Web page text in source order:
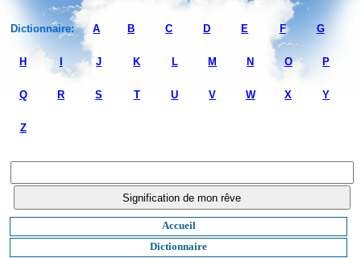
Dictionnaire: A B C D E F G
H J K L M N O P
Q R S T U V W X Y
Z
Accueil
Dictionnaire